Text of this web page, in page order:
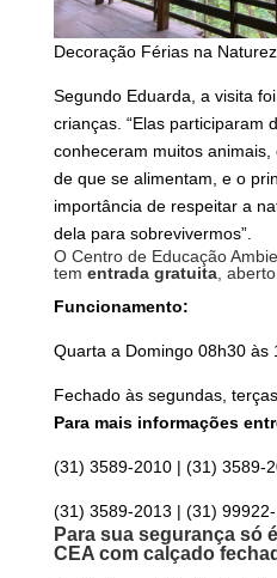
Decoração Férias na
Segundo Eduarda, a visita
crianças. “Elas participaram
conheceram muitos
de que se alimentam, e o
importância de respeitar a
dela para sobrevivermos”.
O Centro de Educação
tem entrada gratuita,
Funcionamento:
Quarta a Domingo 08h30 às
Fechado às segundas,
Para mais informações
(31) 3589-2010 | (31) 3589-
(31) 3589-2013 | (31)
Para sua segurança só
CEA com calçado